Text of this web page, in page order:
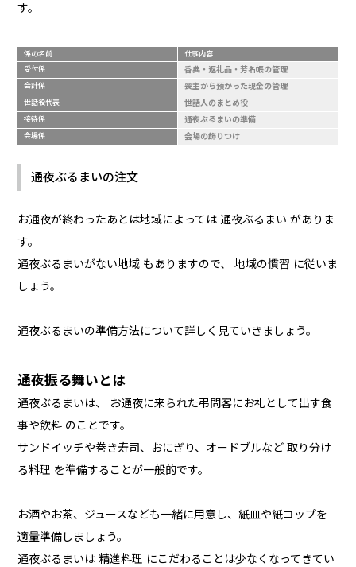
す。
係の名前
仕事内容
受付係
香典・返礼品・芳名帳の管理
会計係 喪主から預かった現金の管理
世話役代表 世話人のまとめ役
接待係 通夜ぶるまいの準備
会場係 会場の飾りつけ
通夜ぶるまいの注文
お通夜が終わったあとは地域によっては 通夜ぶるまい がありま
す。
通夜ぶるまいがない地域 もありますので、 地域の慣習 に従いま
しょう。
通夜ぶるまいの準備方法について詳しく見ていきましょう。
通夜振る舞いとは
通夜ぶるまいは、 お通夜に来られた弔問客にお礼として出す食
事や飲料 のことです。
サンドイッチや巻き寿司、おにぎり、オードブルなど 取り分け
る料理 を準備することが一般的です。
お酒やお茶、ジュースなども一緒に用意し、紙皿や紙コップを
適量準備しましょう。
通夜ぶるまいは 精進料理 にこだわることは少なくなってきてい